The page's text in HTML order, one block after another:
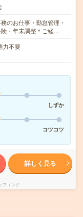
のお仕事・勤怠管理・
・年末調整＊ご経…
力不要
しずか
コツコツ
詳しく見る
フィング